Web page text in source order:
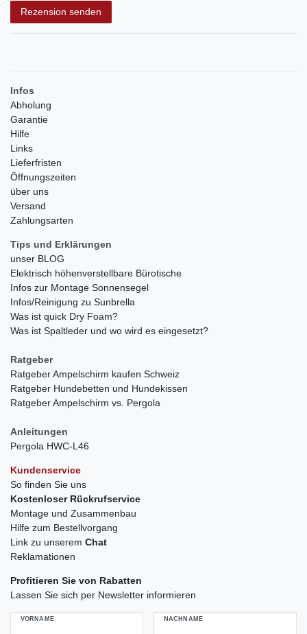
Rezension senden
Infos
Abholung
Garantie
Hilfe
Links
Lieferfristen
Öffnungszeiten
über uns
Versand
Zahlungsarten
Tips und Erklärungen
unser BLOG
Elektrisch höhenverstellbare Bürotische
Infos zur Montage Sonnensegel
Infos/Reinigung zu Sunbrella
Was ist quick Dry Foam?
Was ist Spaltleder und wo wird es eingesetzt?
Ratgeber
Ratgeber Ampelschirm kaufen Schweiz
Ratgeber Hundebetten und Hundekissen
Ratgeber Ampelschirm vs. Pergola
Anleitungen
Pergola HWC-L46
Kundenservice
So finden Sie uns
Kostenloser Rückrufservice
Montage und Zusammenbau
Hilfe zum Bestellvorgang
Link zu unserem Chat
Reklamationen
Profitieren Sie von Rabatten
Lassen Sie sich per Newsletter informieren
VORNAME NACHNAME